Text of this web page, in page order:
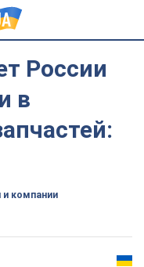
России
в
и компании